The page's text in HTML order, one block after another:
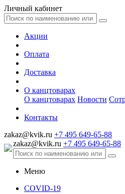
Личный кабинет
Акции
Оплата
Доставка
О канцтоварах
О канцтоварах Новости
Контакты
zakaz@kvik.ru +7 495 649-65-88
zakaz@kvik.ru +7 495 649-65-88
Меню
COVID-19